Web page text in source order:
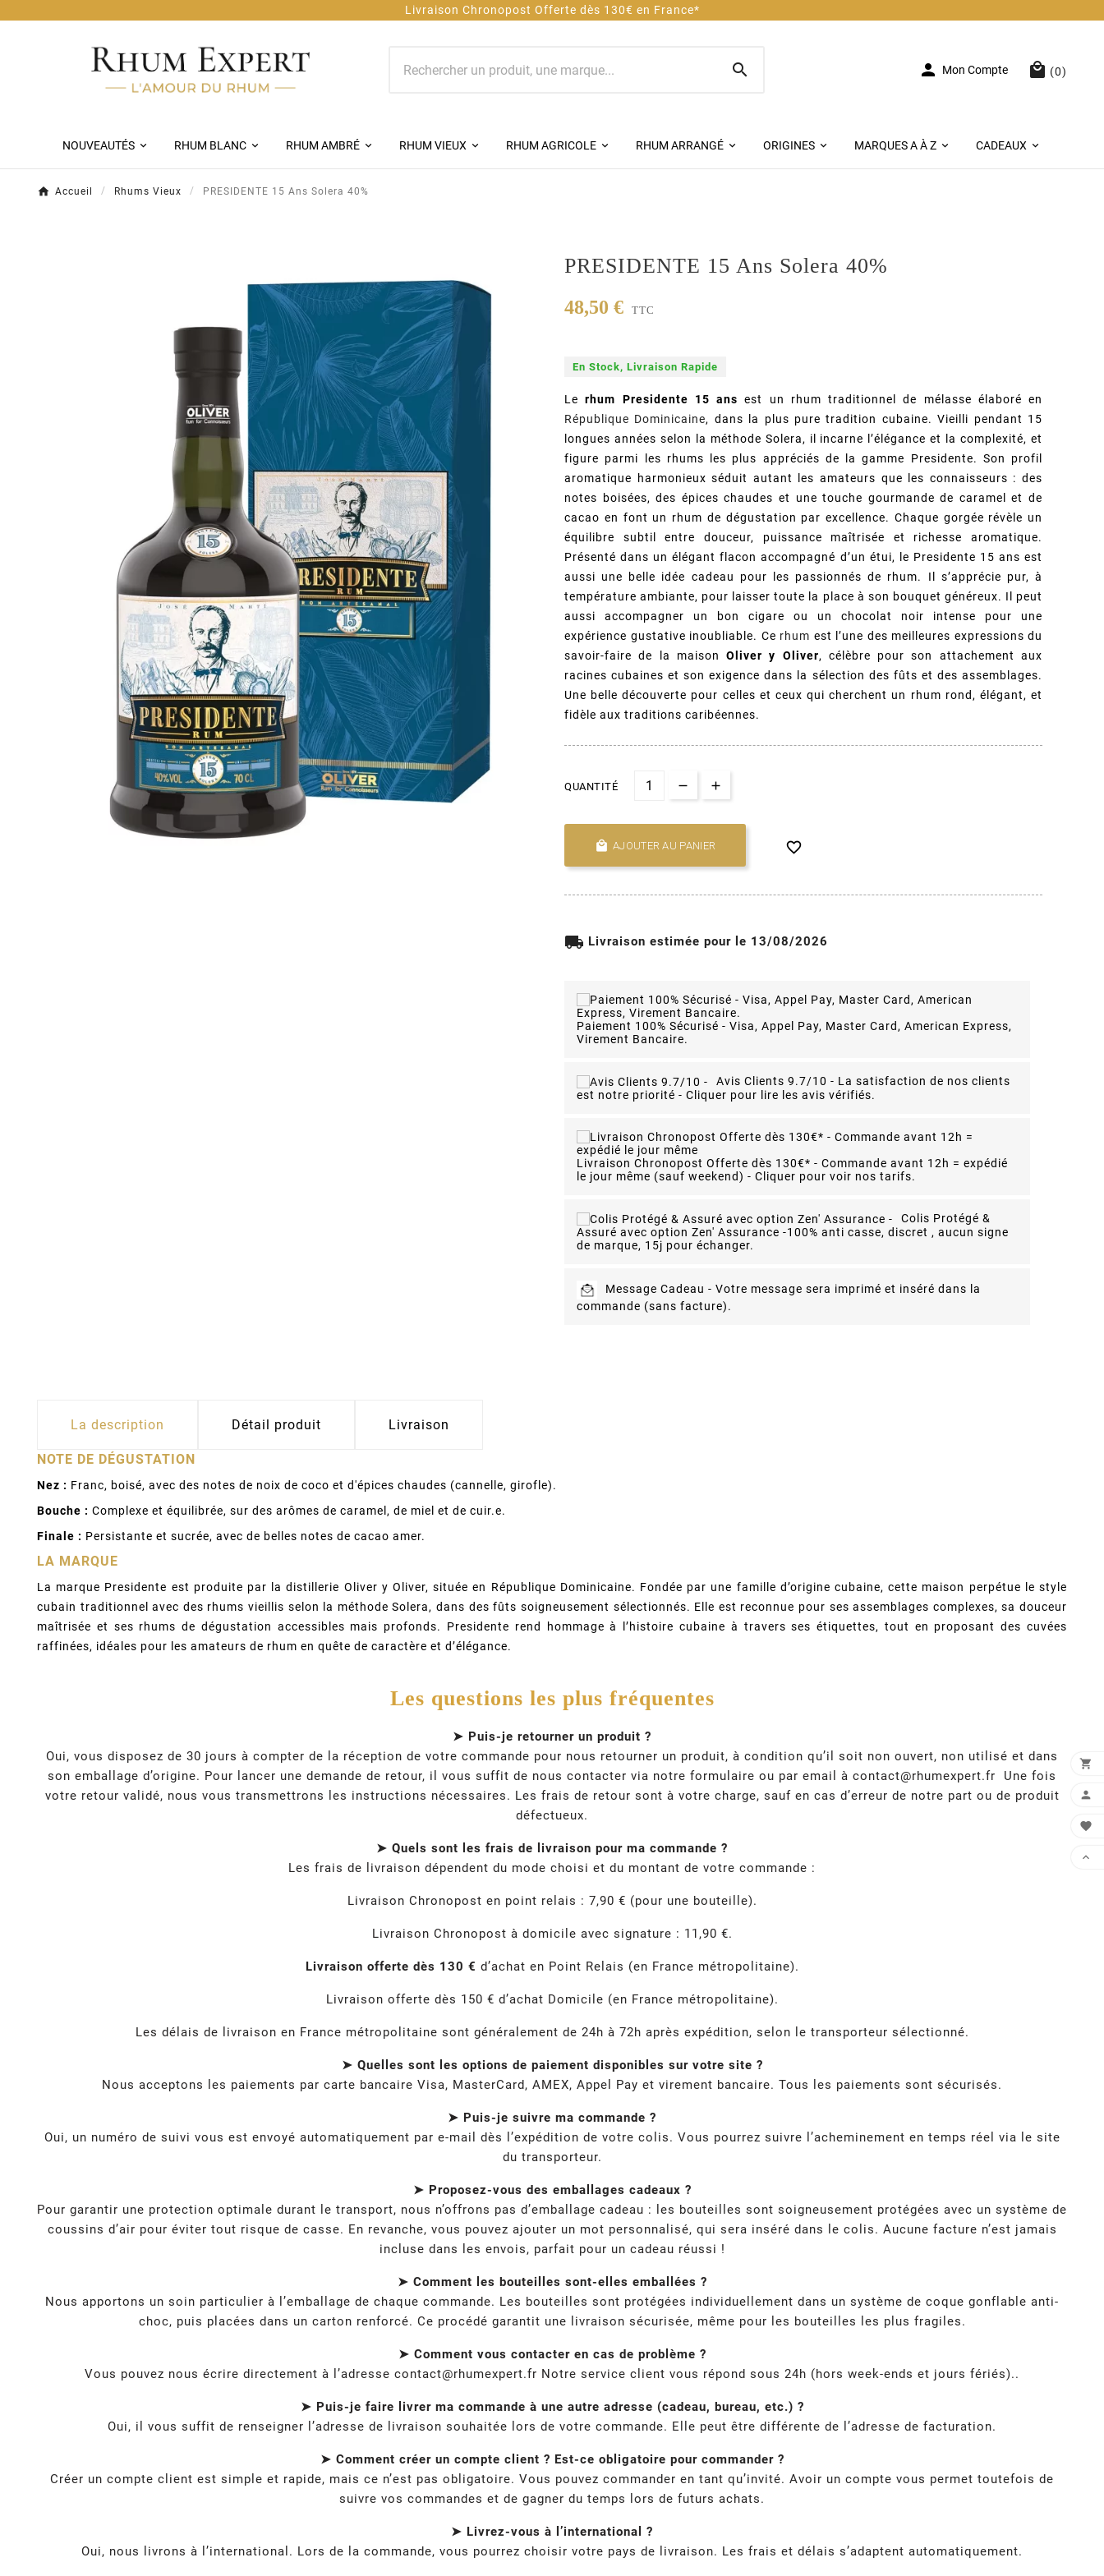
Livraison Chronopost Offerte dès 130€ en France*
  Mon Compte  (0)
NOUVEAUTÉS RHUM BLANC RHUM AMBRÉ RHUM VIEUX RHUM AGRICOLE RHUM ARRANGÉ ORIGINES MARQUES A À Z CADEAUX
Accueil Rhums Vieux PRESIDENTE 15 Ans Solera 40%
PRESIDENTE 15 Ans Solera 40%
48,50 € TTC
En Stock, Livraison Rapide
Lerhum Presidente 15 ans est un rhum traditionnel de mélasse élaboré en
République Dominicaine, dans la plus pure tradition cubaine. Vieilli pendant 15
longues années selon la méthode Solera, il incarne l’élégance et la complexité, et
figure parmi les rhums les plus appréciés de la gamme Presidente. Son profil
aromatique harmonieux séduit autant les amateurs que les connaisseurs : des
notes boisées, des épices chaudes et une touche gourmande de caramel et de
cacao en font un rhum de dégustation par excellence. Chaque gorgée révèle un
équilibre subtil entre douceur, puissance maîtrisée et richesse aromatique.
Présenté dans un élégant flacon accompagné d’un étui, le Presidente 15 ans est
aussi une belle idée cadeau pour les passionnés de rhum. Il s’apprécie pur, à
température ambiante, pour laisser toute la place à son bouquet généreux. Il peut
aussi accompagner un bon cigare ou un chocolat noir intense pour une
expérience gustative inoubliable. Ce rhum est l’une des meilleures expressions du
savoir-faire de la maisonOliver y Oliver, célèbre pour son attachement aux
racines cubaines et son exigence dans la sélection des fûts et des assemblages.
Une belle découverte pour celles et ceux qui cherchent un rhum rond, élégant, et
fidèle aux traditions caribéennes.
QUANTITÉ
 AJOUTER AU PANIER 
local_shipping Livraison estimée pour le 13/08/2026
Paiement 100% Sécurisé - Visa, Appel Pay, Master Card, American Express,
Virement Bancaire.
Avis Clients 9.7/10 - La satisfaction de nos clients
est notre priorité - Cliquer pour lire les avis vérifiés.
Livraison Chronopost Offerte dès 130€* - Commande avant 12h = expédié
le jour même (sauf weekend) - Cliquer pour voir nos tarifs.
Colis Protégé &
Assuré avec option Zen' Assurance -100% anti casse, discret , aucun signe
de marque, 15j pour échanger.
Message Cadeau - Votre message sera imprimé et inséré dans la
commande (sans facture).
La description Détail produit Livraison
NOTE DE DÉGUSTATION
Nez : Franc, boisé, avec des notes de noix de coco et d'épices chaudes (cannelle, girofle).
Bouche : Complexe et équilibrée, sur des arômes de caramel, de miel et de cuir.e.
Finale : Persistante et sucrée, avec de belles notes de cacao amer.
LA MARQUE
La marque Presidente est produite par la distillerie Oliver y Oliver, située en République Dominicaine. Fondée par une famille d’origine cubaine, cette maison perpétue le style
cubain traditionnel avec des rhums vieillis selon la méthode Solera, dans des fûts soigneusement sélectionnés. Elle est reconnue pour ses assemblages complexes, sa douceur
maîtrisée et ses rhums de dégustation accessibles mais profonds. Presidente rend hommage à l’histoire cubaine à travers ses étiquettes, tout en proposant des cuvées
raffinées, idéales pour les amateurs de rhum en quête de caractère et d’élégance.
Les questions les plus fréquentes
➤ Puis-je retourner un produit ?
Oui, vous disposez de 30 jours à compter de la réception de votre commande pour nous retourner un produit, à condition qu’il soit non ouvert, non utilisé et dans
son emballage d’origine. Pour lancer une demande de retour, il vous suffit de nous contacter via notre formulaire ou par email à contact@rhumexpert.fr Une fois
votre retour validé, nous vous transmettrons les instructions nécessaires. Les frais de retour sont à votre charge, sauf en cas d’erreur de notre part ou de produit
défectueux.
➤ Quels sont les frais de livraison pour ma commande ?
Les frais de livraison dépendent du mode choisi et du montant de votre commande :
Livraison Chronopost en point relais : 7,90 € (pour une bouteille).
Livraison Chronopost à domicile avec signature : 11,90 €.
Livraison offerte dès 130 € d’achat en Point Relais (en France métropolitaine).
Livraison offerte dès 150 € d’achat Domicile (en France métropolitaine).
Les délais de livraison en France métropolitaine sont généralement de 24h à 72h après expédition, selon le transporteur sélectionné.
➤ Quelles sont les options de paiement disponibles sur votre site ?
Nous acceptons les paiements par carte bancaire Visa, MasterCard, AMEX, Appel Pay et virement bancaire. Tous les paiements sont sécurisés.
➤ Puis-je suivre ma commande ?
Oui, un numéro de suivi vous est envoyé automatiquement par e-mail dès l’expédition de votre colis. Vous pourrez suivre l’acheminement en temps réel via le site
du transporteur.
➤ Proposez-vous des emballages cadeaux ?
Pour garantir une protection optimale durant le transport, nous n’offrons pas d’emballage cadeau : les bouteilles sont soigneusement protégées avec un système de
coussins d’air pour éviter tout risque de casse. En revanche, vous pouvez ajouter un mot personnalisé, qui sera inséré dans le colis. Aucune facture n’est jamais
incluse dans les envois, parfait pour un cadeau réussi !
➤ Comment les bouteilles sont-elles emballées ?
Nous apportons un soin particulier à l’emballage de chaque commande. Les bouteilles sont protégées individuellement dans un système de coque gonflable anti-
choc, puis placées dans un carton renforcé. Ce procédé garantit une livraison sécurisée, même pour les bouteilles les plus fragiles.
➤ Comment vous contacter en cas de problème ?
Vous pouvez nous écrire directement à l’adresse contact@rhumexpert.fr Notre service client vous répond sous 24h (hors week-ends et jours fériés)..
➤ Puis-je faire livrer ma commande à une autre adresse (cadeau, bureau, etc.) ?
Oui, il vous suffit de renseigner l’adresse de livraison souhaitée lors de votre commande. Elle peut être différente de l’adresse de facturation.
➤ Comment créer un compte client ? Est-ce obligatoire pour commander ?
Créer un compte client est simple et rapide, mais ce n’est pas obligatoire. Vous pouvez commander en tant qu’invité. Avoir un compte vous permet toutefois de
suivre vos commandes et de gagner du temps lors de futurs achats.
➤ Livrez-vous à l’international ?
Oui, nous livrons à l’international. Lors de la commande, vous pourrez choisir votre pays de livraison. Les frais et délais s’adaptent automatiquement.



